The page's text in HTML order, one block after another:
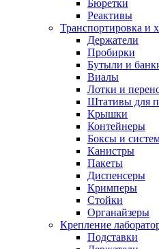
Бюретки
Реактивы
Транспортировка и
Держатели
Пробирки
Бутыли и
Виалы
Лотки и
Штативы для
Крышки
Контейнеры
Боксы и
Канистры
Пакеты
Диспенсеры
Кримперы
Стойки
Органайзеры
Крепление
Подставки